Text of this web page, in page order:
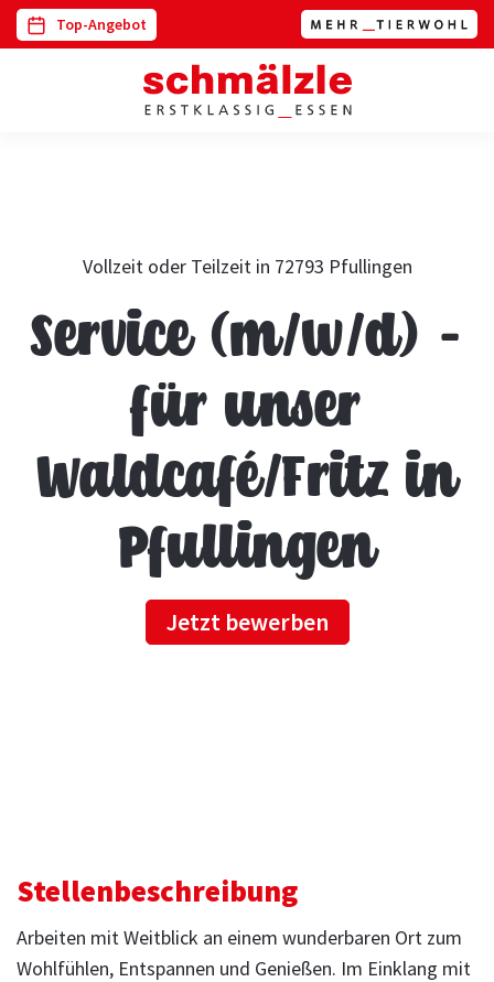
Top-Angebot
Vollzeit oder Teilzeit in 72793 Pfullingen
Service (m/w/d) –
für unser
Waldcafé/Fritz in
Pfullingen
Jetzt bewerben
Stellenbeschreibung
Arbeiten mit Weitblick an einem wunderbaren Ort zum
Wohlfühlen, Entspannen und Genießen. Im Einklang mit